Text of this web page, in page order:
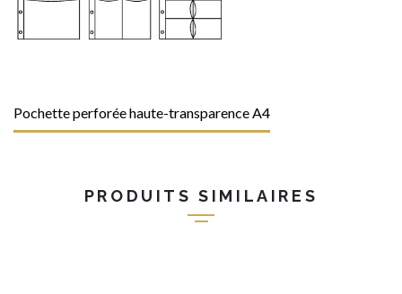
Pochette perforée haute-transparence A4
PRODUITS SIMILAIRES